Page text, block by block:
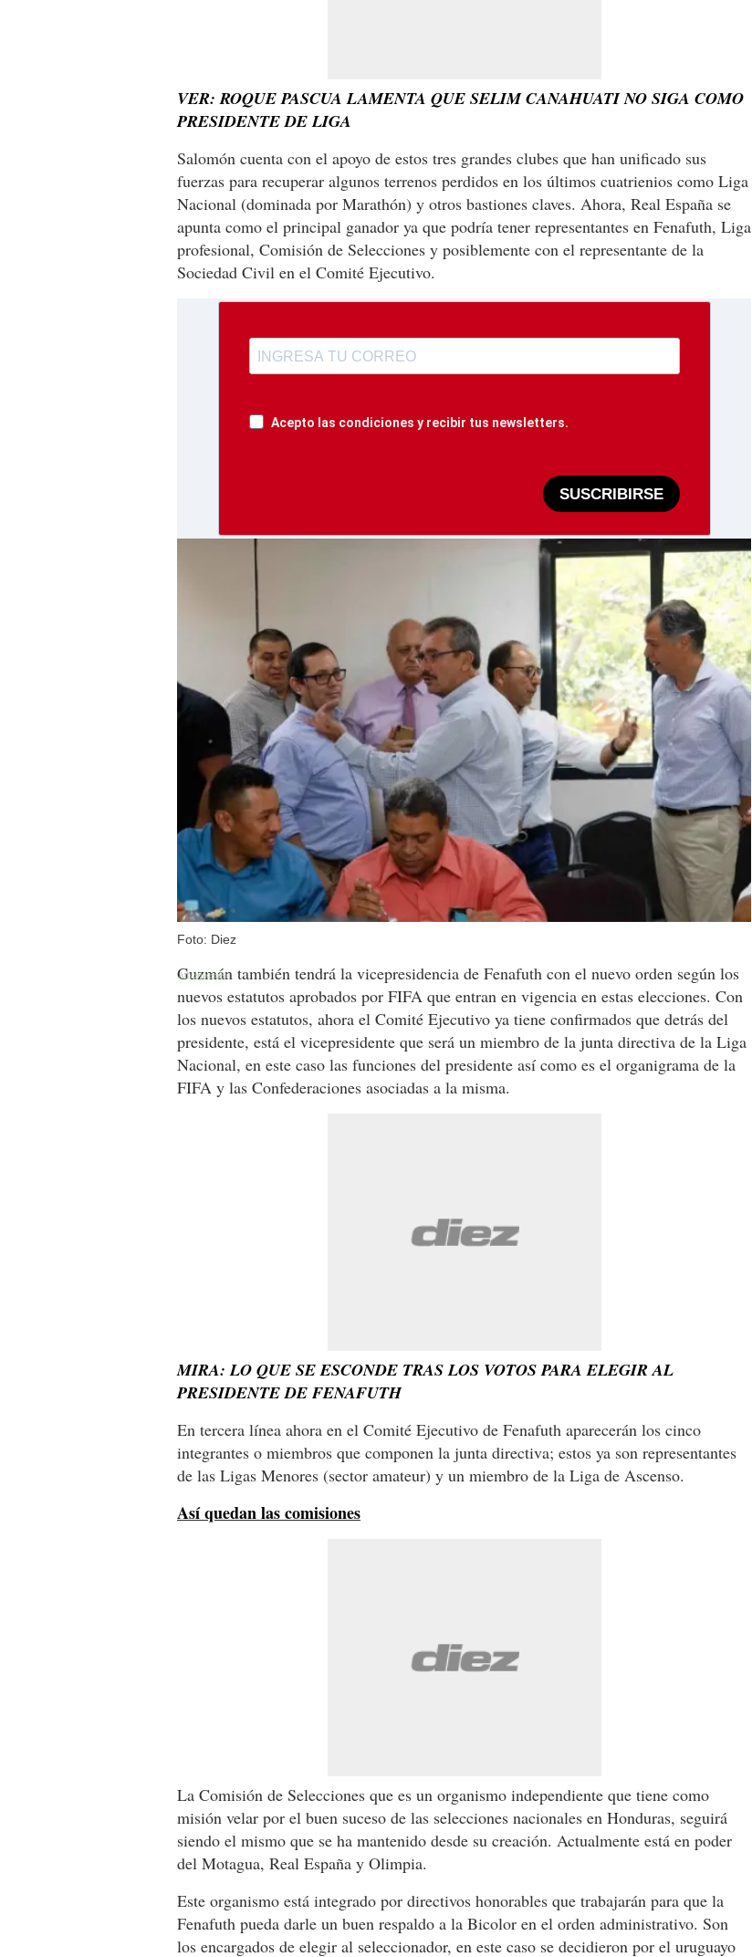
VER: ROQUE PASCUA LAMENTA QUE SELIM CANAHUATI NO SIGA COMO
PRESIDENTE DE LIGA
Salomón cuenta con el apoyo de estos tres grandes clubes que han unificado sus
fuerzas para recuperar algunos terrenos perdidos en los últimos cuatrienios como Liga
Nacional (dominada por Marathón) y otros bastiones claves. Ahora, Real España se
apunta como el principal ganador ya que podría tener representantes en Fenafuth, Liga
profesional, Comisión de Selecciones y posiblemente con el representante de la
Sociedad Civil en el Comité Ejecutivo.
Acepto las condiciones y recibir tus newsletters.
SUSCRIBIRSE
Foto: Diez
Guzmán también tendrá la vicepresidencia de Fenafuth con el nuevo orden según los
nuevos estatutos aprobados por FIFA que entran en vigencia en estas elecciones. Con
los nuevos estatutos, ahora el Comité Ejecutivo ya tiene confirmados que detrás del
presidente, está el vicepresidente que será un miembro de la junta directiva de la Liga
Nacional, en este caso las funciones del presidente así como es el organigrama de la
FIFA y las Confederaciones asociadas a la misma.
MIRA: LO QUE SE ESCONDE TRAS LOS VOTOS PARA ELEGIR AL
PRESIDENTE DE FENAFUTH
En tercera línea ahora en el Comité Ejecutivo de Fenafuth aparecerán los cinco
integrantes o miembros que componen la junta directiva; estos ya son representantes
de las Ligas Menores (sector amateur) y un miembro de la Liga de Ascenso.
Así quedan las comisiones
La Comisión de Selecciones que es un organismo independiente que tiene como
misión velar por el buen suceso de las selecciones nacionales en Honduras, seguirá
siendo el mismo que se ha mantenido desde su creación. Actualmente está en poder
del Motagua, Real España y Olimpia.
Este organismo está integrado por directivos honorables que trabajarán para que la
Fenafuth pueda darle un buen respaldo a la Bicolor en el orden administrativo. Son
los encargados de elegir al seleccionador, en este caso se decidieron por el uruguayo